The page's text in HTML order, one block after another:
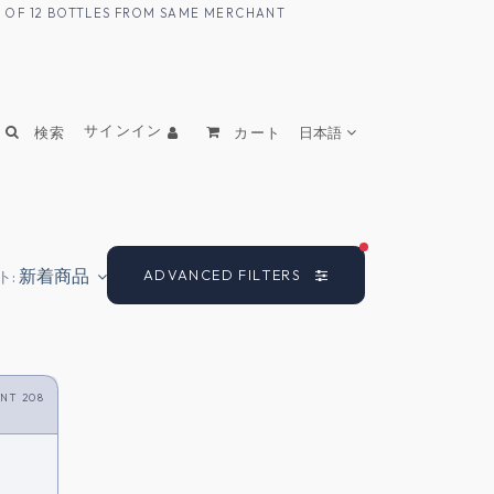
12 BOTTLES FROM SAME MERCHANT
検索 サインイン カート 日本語
: 新着商品 ADVANCED FILTERS
FILTERS ACTIVE
208